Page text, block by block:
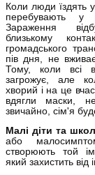
Коли люди їздять
перебувають у
Зараження
близькому
громадського
пів дня, не
Тому, коли всі
загрожує, але
хворий і на це
вдягли маски,
звичайно, сім'я
Малі діти та
або
створюють той
який захистить